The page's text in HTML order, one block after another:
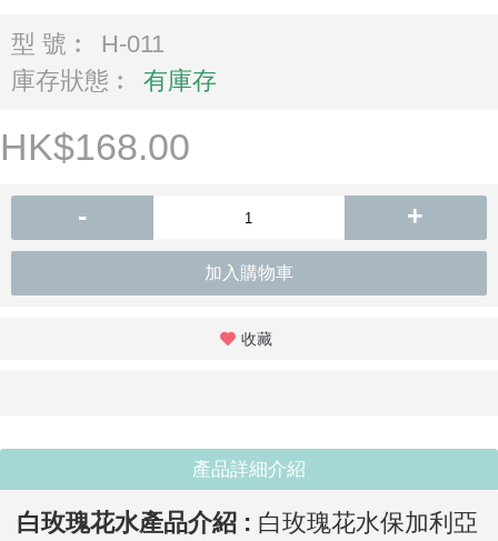
型 號︰
H-011
庫存狀態︰
有庫存
HK$168.00
- +
加入購物車
收藏
產品詳細介紹
白玫瑰花水產品介紹 : 白玫瑰花水保加利亞